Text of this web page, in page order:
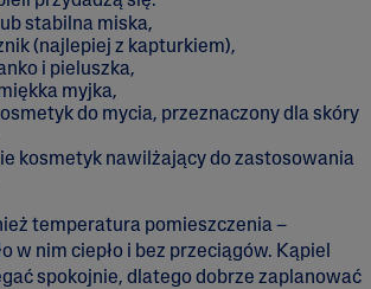
stabilna miska,
(najlepiej z kapturkiem),
i pieluszka,
myjka,
do mycia, przeznaczony dla skóry
kosmetyk nawilżający do zastosowania
temperatura pomieszczenia –
w nim ciepło i bez przeciągów. Kąpiel
spokojnie, dlatego dobrze zaplanować